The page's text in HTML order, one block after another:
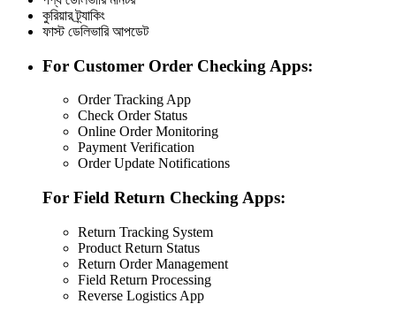
কুরিয়ার ট্র্যাকিং
ফাস্ট ডেলিভারি আপডেট
For Customer Order Checking Apps:
Order Tracking App
Check Order Status
Online Order Monitoring
Payment Verification
Order Update Notifications
For Field Return Checking Apps:
Return Tracking System
Product Return Status
Return Order Management
Field Return Processing
Reverse Logistics App